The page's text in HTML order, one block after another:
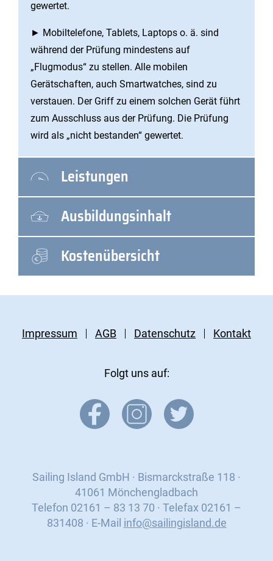
gewertet.
► Mobiltelefone, Tablets, Laptops o. ä. sind
während der Prüfung mindestens auf
„Flugmodus“ zu stellen. Alle mobilen
Gerätschaften, auch Smartwatches, sind zu
verstauen. Der Griff zu einem solchen Gerät führt
zum Ausschluss aus der Prüfung. Die Prüfung
wird als „nicht bestanden“ gewertet.
Leistungen
Ausbildungsinhalt
Kostenübersicht
Impressum AGB Datenschutz Kontakt
Folgt uns auf:
Sailing Island GmbH · Bismarckstraße 118 ·
41061 Mönchengladbach
Telefon 02161 – 83 13 70 · Telefax 02161 –
831408 · E-Mail info@sailingisland.de